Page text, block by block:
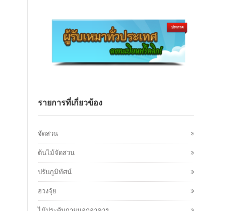
รายการที่เกี่ยวข้อง
จัดสวน
ต้นไม้จัดสวน
ปรับภูมิทัศน์
ฮวงจุ้ย